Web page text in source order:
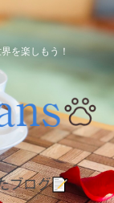
を楽しもう！